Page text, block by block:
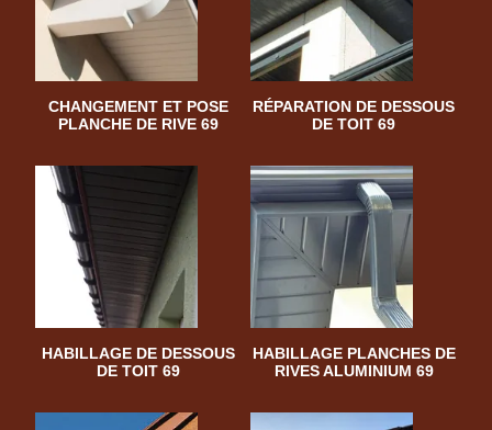
CHANGEMENT ET POSE
PLANCHE DE RIVE 69
RÉPARATION DE DESSOUS
DE TOIT 69
HABILLAGE DE DESSOUS
DE TOIT 69
HABILLAGE PLANCHES DE
RIVES ALUMINIUM 69